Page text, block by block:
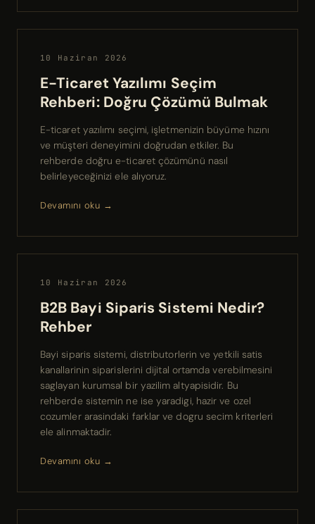
10 Haziran 2026
E-Ticaret Yazılımı Seçim
Rehberi: Doğru Çözümü Bulmak
E-ticaret yazılımı seçimi, işletmenizin büyüme hızını
ve müşteri deneyimini doğrudan etkiler. Bu
rehberde doğru e-ticaret çözümünü nasıl
belirleyeceğinizi ele alıyoruz.
Devamını oku →
10 Haziran 2026
B2B Bayi Siparis Sistemi Nedir?
Rehber
Bayi siparis sistemi, distributorlerin ve yetkili satis
kanallarinin siparislerini dijital ortamda verebilmesini
saglayan kurumsal bir yazilim altyapisidir. Bu
rehberde sistemin ne ise yaradigi, hazir ve ozel
cozumler arasindaki farklar ve dogru secim kriterleri
ele alinmaktadir.
Devamını oku →